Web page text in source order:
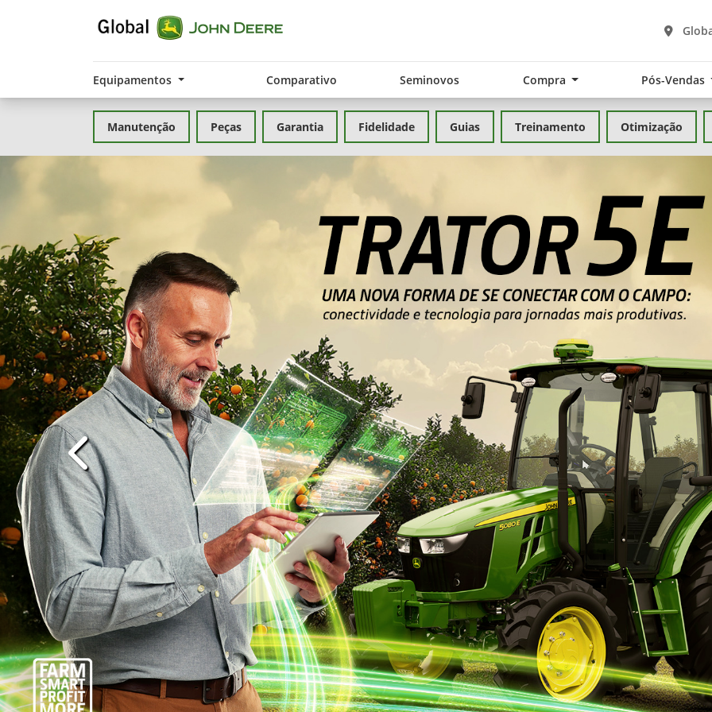
Equipamentos Comparativo Seminovos Compra Pós-Vendas
Manutenção Peças Garantia Fidelidade Guias Treinamento Otimização
templates.template-01.components.carousel.texts.control_prev